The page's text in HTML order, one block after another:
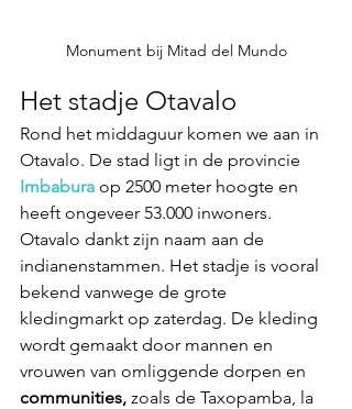
Monument bij Mitad del Mundo
Het stadje Otavalo
Rond het middaguur komen we aan in
Otavalo. De stad ligt in de provincie
Imbabura op 2500 meter hoogte en
heeft ongeveer 53.000 inwoners.
Otavalo dankt zijn naam aan de
indianenstammen. Het stadje is vooral
bekend vanwege de grote
kledingmarkt op zaterdag. De kleding
wordt gemaakt door mannen en
vrouwen van omliggende dorpen en
communities, zoals de Taxopamba, la